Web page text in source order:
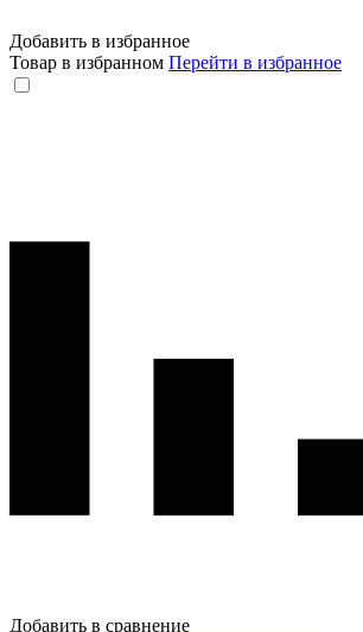
Добавить в избранное
Товар в избранном Перейти в избранное
Добавить в сравнение